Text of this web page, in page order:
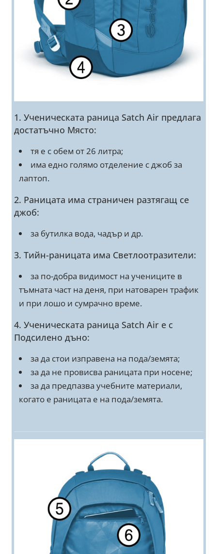
1. Ученическата раница Satch Air предлага
достатъчно Място:
тя е с обем от 26 литра;
има едно голямо отделение с джоб за
лаптоп.
2. Раницата има страничен разтягащ се
джоб:
за бутилка вода, чадър и др.
3. Тийн-раницата има Светлоотразители:
за по-добра видимост на учениците в
тъмната част на деня, при натоварен трафик
и при лошо и сумрачно време.
4. Ученическата раница Satch Air е с
Подсилено дъно:
за да стои изправена на пода/земята;
за да не провисва раницата при носене;
за да предпазва учебните материали,
когато е раницата е на пода/земята.